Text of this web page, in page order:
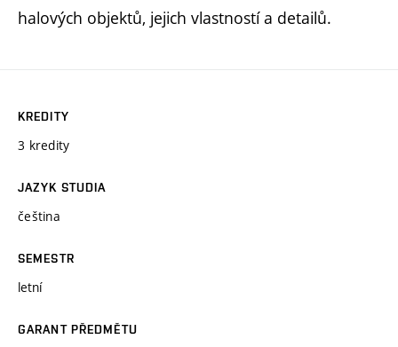
halových objektů, jejich vlastností a detailů.
KREDITY
3 kredity
JAZYK STUDIA
čeština
SEMESTR
letní
GARANT PŘEDMĚTU